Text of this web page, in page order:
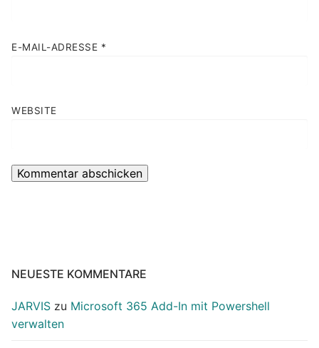
E-MAIL-ADRESSE *
WEBSITE
NEUESTE KOMMENTARE
JARVIS zu Microsoft 365 Add-In mit Powershell
verwalten